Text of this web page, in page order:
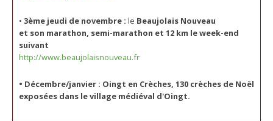
• 3ème jeudi de novembre : le Beaujolais Nouveau
et son marathon, semi-marathon et 12 km le week-end
suivant
http://www.beaujolaisnouveau.fr
• Décembre/janvier : Oingt en Crèches, 130 crèches de Noël
exposées dans le village médiéval d'Oingt.